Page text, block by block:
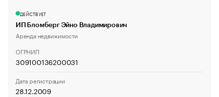
ДЕЙСТВУЕТ
ИП Бломберг Эйно Владимирович
Аренда недвижимости
ОГРНИП
309100136200031
Дата регистрации
28.12.2009